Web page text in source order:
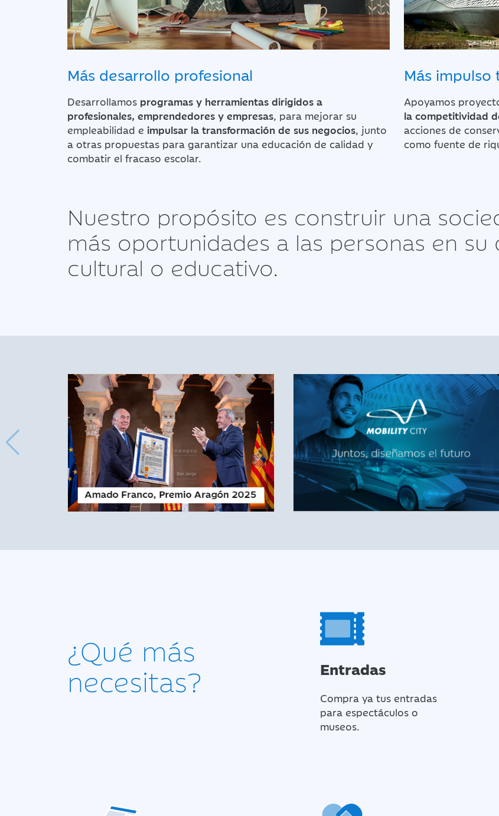
Más desarrollo profesional
Desarrollamos programas y herramientas dirigidos a
profesionales, emprendedores y empresas, para mejorar su
empleabilidad e impulsar la transformación de sus negocios, junto
a otras propuestas para garantizar una educación de calidad y
combatir el fracaso escolar.
Más
Apoyamos
la competitividad
acciones de
como fuente de
Nuestro propósito es construir una
más oportunidades a las personas en su
cultural o educativo.
¿Qué más
necesitas?
Entradas
Compra ya tus entradas
para espectáculos o
museos.